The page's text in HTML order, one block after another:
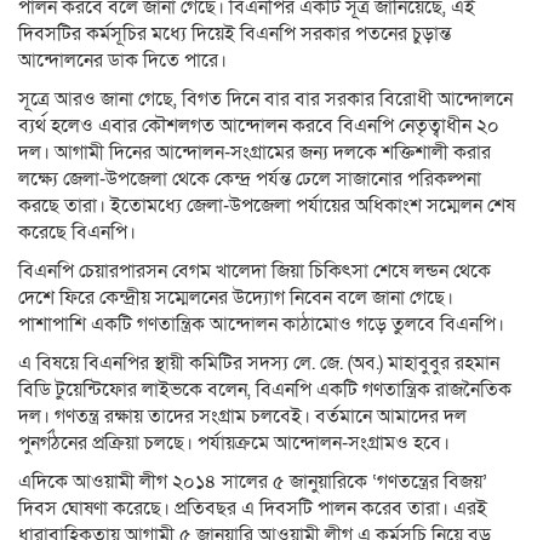
পালন করবে বলে জানা গেছে। বিএনপির একটি সূত্র জানিয়েছে, এই
দিবসটির কর্মসূচির মধ্যে দিয়েই বিএনপি সরকার পতনের চুড়ান্ত
আন্দোলনের ডাক দিতে পারে।
সূত্রে আরও জানা গেছে, বিগত দিনে বার বার সরকার বিরোধী আন্দোলনে
ব্যর্থ হলেও এবার কৌশলগত আন্দোলন করবে বিএনপি নেতৃত্বাধীন ২০
দল। আগামী দিনের আন্দোলন-সংগ্রামের জন্য দলকে শক্তিশালী করার
লক্ষ্যে জেলা-উপজেলা থেকে কেন্দ্র পর্যন্ত ঢেলে সাজানোর পরিকল্পনা
করছে তারা। ইতোমধ্যে জেলা-উপজেলা পর্যায়ের অধিকাংশ সম্মেলন শেষ
করেছে বিএনপি।
বিএনপি চেয়ারপারসন বেগম খালেদা জিয়া চিকিৎসা শেষে লন্ডন থেকে
দেশে ফিরে কেন্দ্রীয় সম্মেলনের উদ্যোগ নিবেন বলে জানা গেছে।
পাশাপাশি একটি গণতান্ত্রিক আন্দোলন কাঠামোও গড়ে তুলবে বিএনপি।
এ বিষয়ে বিএনপির স্থায়ী কমিটির সদস্য লে. জে. (অব.) মাহাবুবুর রহমান
বিডি টুয়েন্টিফোর লাইভকে বলেন, বিএনপি একটি গণতান্ত্রিক রাজনৈতিক
দল। গণতন্ত্র রক্ষায় তাদের সংগ্রাম চলবেই। বর্তমানে আমাদের দল
পুনর্গঠনের প্রক্রিয়া চলছে। পর্যায়ক্রমে আন্দোলন-সংগ্রামও হবে।
এদিকে আওয়ামী লীগ ২০১৪ সালের ৫ জানুয়ারিকে ‘গণতন্ত্রের বিজয়’
দিবস ঘোষণা করেছে। প্রতিবছর এ দিবসটি পালন করেব তারা। এরই